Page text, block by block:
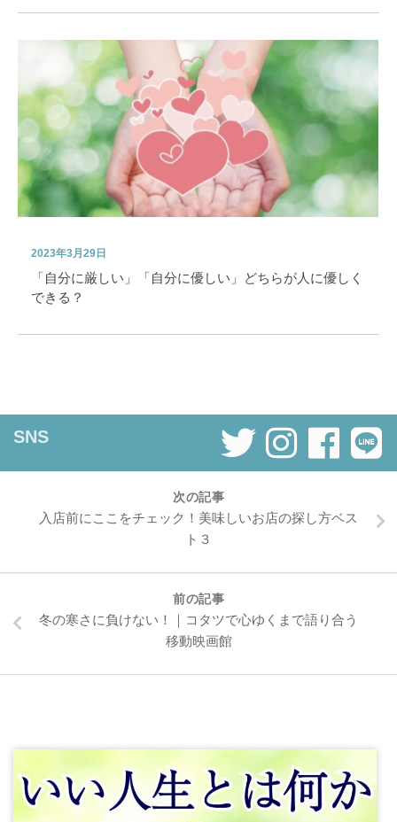
2023年3月29日
「自分に厳しい」「自分に優しい」どちらが人に優しく
できる？
SNS
次の記事
入店前にここをチェック！美味しいお店の探し方ベス
ト３
前の記事
冬の寒さに負けない！｜コタツで心ゆくまで語り合う
移動映画館